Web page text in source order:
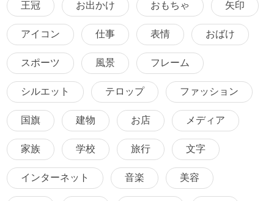
王冠 お出かけ おもちゃ 矢印
アイコン 仕事 表情 おばけ
スポーツ 風景 フレーム
シルエット テロップ ファッション
国旗 建物 お店 メディア
家族 学校 旅行 文字
インターネット 音楽 美容